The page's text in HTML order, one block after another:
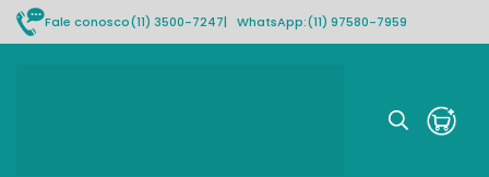
Fale conosco(11) 3500-7247| WhatsApp:(11) 97580-7959